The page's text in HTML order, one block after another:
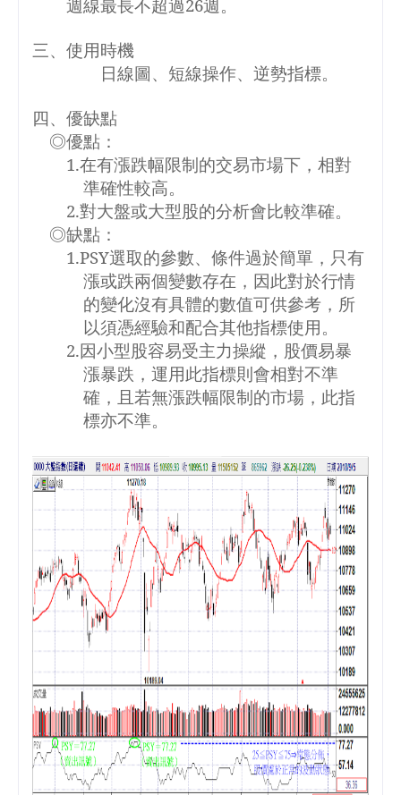
週線最長不超過26週。
三、使用時機
日線圖、短線操作、逆勢指標。
四、優缺點
◎優點：
1.在有漲跌幅限制的交易市場下，相對
準確性較高。
2.對大盤或大型股的分析會比較準確。
◎缺點：
1.PSY選取的參數、條件過於簡單，只有
漲或跌兩個變數存在，因此對於行情
的變化沒有具體的數值可供參考，所
以須憑經驗和配合其他指標使用。
2.因小型股容易受主力操縱，股價易暴
漲暴跌，運用此指標則會相對不準
確，且若無漲跌幅限制的市場，此指
標亦不準。